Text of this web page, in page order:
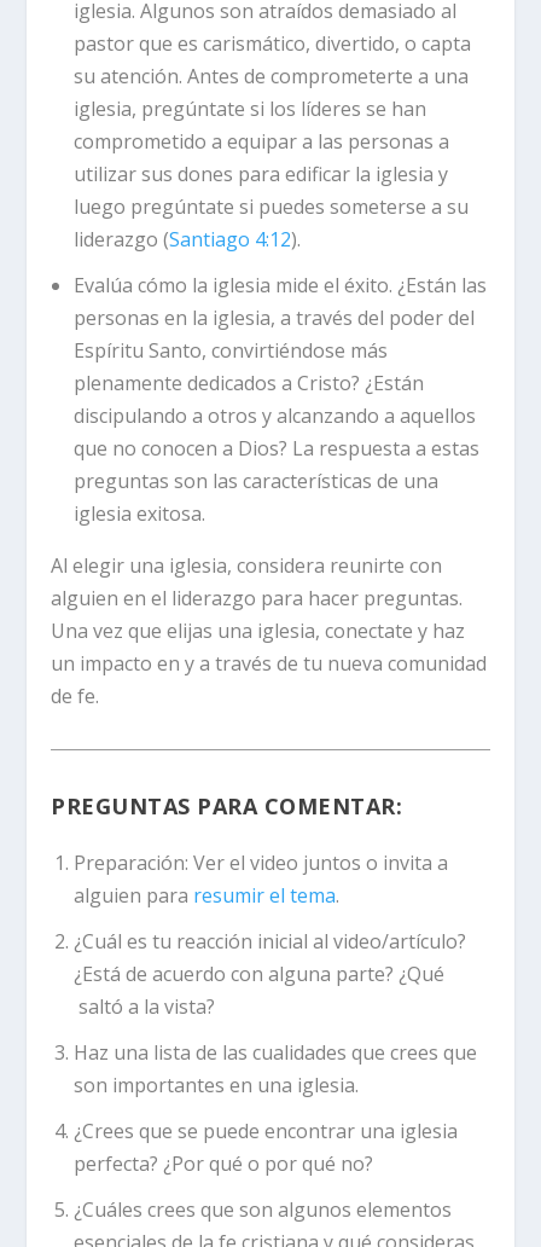
iglesia. Algunos son atraídos demasiado al
pastor que es carismático, divertido, o capta
su atención. Antes de comprometerte a una
iglesia, pregúntate si los líderes se han
comprometido a equipar a las personas a
utilizar sus dones para edificar la iglesia y
luego pregúntate si puedes someterse a su
liderazgo (Santiago 4:12).
Evalúa cómo la iglesia mide el éxito. ¿Están las
personas en la iglesia, a través del poder del
Espíritu Santo, convirtiéndose más
plenamente dedicados a Cristo? ¿Están
discipulando a otros y alcanzando a aquellos
que no conocen a Dios? La respuesta a estas
preguntas son las características de una
iglesia exitosa.
Al elegir una iglesia, considera reunirte con
alguien en el liderazgo para hacer preguntas.
Una vez que elijas una iglesia, conectate y haz
un impacto en y a través de tu nueva comunidad
de fe.
PREGUNTAS PARA COMENTAR:
Preparación: Ver el video juntos o invita a
alguien para resumir el tema.
¿Cuál es tu reacción inicial al video/artículo?
¿Está de acuerdo con alguna parte? ¿Qué
saltó a la vista?
Haz una lista de las cualidades que crees que
son importantes en una iglesia.
¿Crees que se puede encontrar una iglesia
perfecta? ¿Por qué o por qué no?
¿Cuáles crees que son algunos elementos